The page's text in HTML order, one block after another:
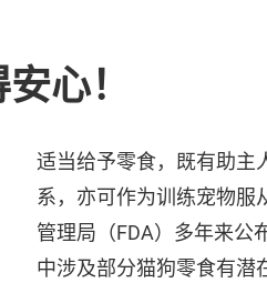
心！
适当给予零食，既有助主
系，亦可作为训练宠物服
管理局（FDA）多年来公
中涉及部分猫狗零食有潜